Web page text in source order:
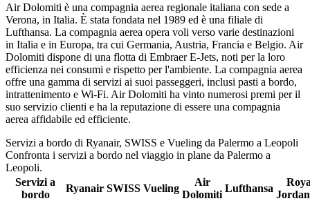
Air Dolomiti è una compagnia aerea regionale italiana con sede a
Verona, in Italia. È stata fondata nel 1989 ed è una filiale di
Lufthansa. La compagnia aerea opera voli verso varie destinazioni
in Italia e in Europa, tra cui Germania, Austria, Francia e Belgio. Air
Dolomiti dispone di una flotta di Embraer E-Jets, noti per la loro
efficienza nei consumi e rispetto per l'ambiente. La compagnia aerea
offre una gamma di servizi ai suoi passeggeri, inclusi pasti a bordo,
intrattenimento e Wi-Fi. Air Dolomiti ha vinto numerosi premi per il
suo servizio clienti e ha la reputazione di essere una compagnia
aerea affidabile ed efficiente.
Servizi a bordo di Ryanair, SWISS e Vueling da Palermo a Leopoli
Confronta i servizi a bordo nel viaggio in plane da Palermo a
Leopoli.
Servizi a
bordo
Ryanair SWISS Vueling
Air
Dolomiti
Lufthansa